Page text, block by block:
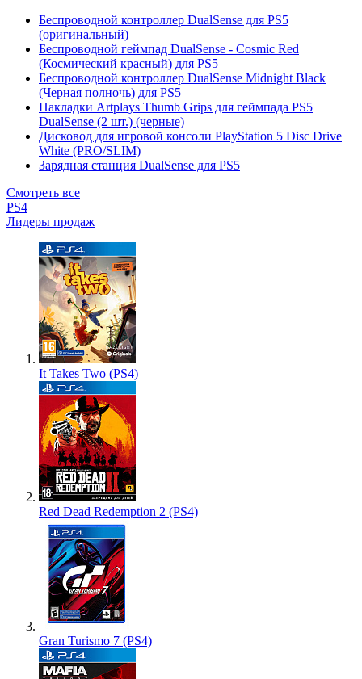
Беспроводной контроллер DualSense для PS5
(оригинальный)
Беспроводной геймпад DualSense - Cosmic Red
(Космический красный) для PS5
Беспроводной контроллер DualSense Midnight Black
(Черная полночь) для PS5
Накладки Artplays Thumb Grips для геймпада PS5
DualSense (2 шт.) (черные)
Дисковод для игровой консоли PlayStation 5 Disc Drive
White (PRO/SLIM)
Зарядная станция DualSense для PS5
Смотреть все
PS4
Лидеры продаж
It Takes Two (PS4)
Red Dead Redemption 2 (PS4)
Gran Turismo 7 (PS4)